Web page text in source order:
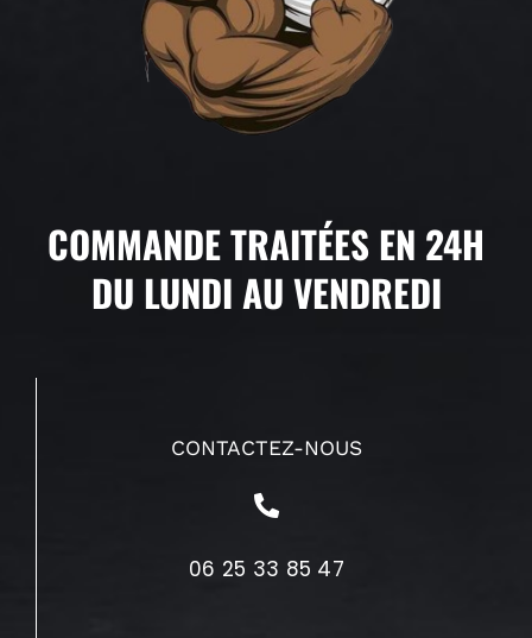
COMMANDE TRAITÉES EN 24H
DU LUNDI AU VENDREDI
CONTACTEZ-NOUS
06 25 33 85 47